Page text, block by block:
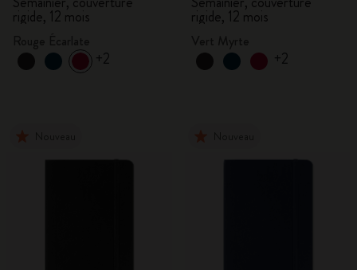
rigide, 12 mois
+2
rigide, 12 mois
+2